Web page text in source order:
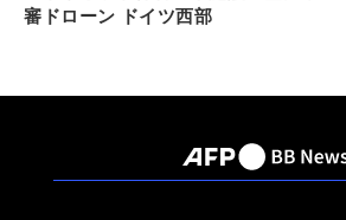
審ドローン ドイツ西部